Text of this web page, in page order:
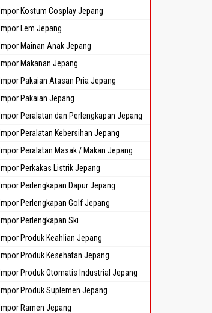
Impor Kostum Cosplay Jepang
Impor Lem Jepang
Impor Mainan Anak Jepang
Impor Makanan Jepang
Impor Pakaian Atasan Pria Jepang
Impor Pakaian Jepang
Impor Peralatan dan Perlengkapan Jepang
Impor Peralatan Kebersihan Jepang
Impor Peralatan Masak / Makan Jepang
Impor Perkakas Listrik Jepang
Impor Perlengkapan Dapur Jepang
Impor Perlengkapan Golf Jepang
Impor Perlengkapan Ski
Impor Produk Keahlian Jepang
Impor Produk Kesehatan Jepang
Impor Produk Otomatis Industrial Jepang
Impor Produk Suplemen Jepang
Impor Ramen Jepang